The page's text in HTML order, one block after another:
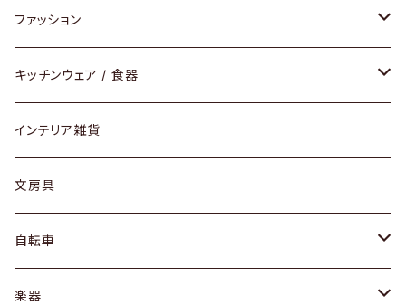
チェア / スツール
ダイニングセット / ダイニングテーブル
ローテーブル / サイドテーブル
デスク / コンソール
ドレッサー
シェルフ
ペンダントライト
テーブルランプ / デスクスタンド
フロアライト
ファッション
アクセサリー
リング
ピアス / イヤリング
財布
バッグ
アウター
トップス
キッチンウェア / 食器
グラス / タンブラー
カップ / マグ
プレート / ボウル
カトラリー
インテリア雑貨
文房具
自転車
dahon
楽器